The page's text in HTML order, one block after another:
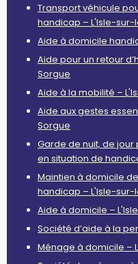
Transport véhicule
handicap – L'Isle-
Aide à domicile
Aide pour un retour
Sorgue
Aide à la mobilité –
Aide aux gestes
Sorgue
Garde de nuit, de
en situation de
Maintien à domicile
handicap – L'Isle-
Aide à domicile –
Société d’aide à la
Ménage à domicile –